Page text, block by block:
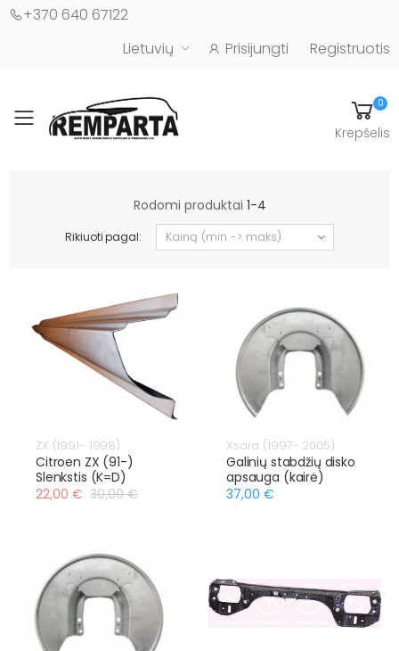
+370 640 67122
Lietuvių
Prisijungti Registruotis
Toggle mobile menu
0
Krepšelis
Rodomi produktai 1-4
Rikiuoti pagal:
ZX (1991- 1998)
Citroen ZX (91-)
Slenkstis (K=D)
22,00 € 30,00 €
Xsara (1997- 2005)
Galinių stabdžių disko
apsauga (kairė)
37,00 €